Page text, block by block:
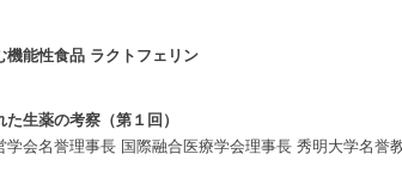
機能性食品 ラクトフェリン
生薬の考察（第１回）
学会名誉理事長 国際融合医療学会理事長 秀明大学名誉